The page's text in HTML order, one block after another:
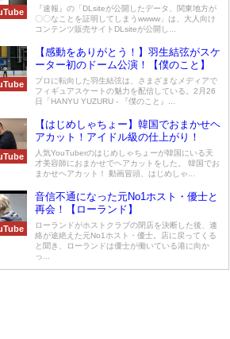
『速報』の「DLsiteが公開したデータ、関東地方が
〇〇なことを証明してしまうwwww」は、大人向け
コンテンツ販売サイトDLsiteが公開し...
【感動をありがとう！】羽生結弦がスケ
ーター初のドーム公演！【僕のこと】
プロに転向した羽生結弦は、さまざまなメディアで
フィギュアスケートの魅力を配信している。2月26
日「HANYU YUZURU - 『僕のこと』...
【はじめしゃちょー】韓国でおまかせヘ
アカット！アイドル級の仕上がり！
人気YouTuberのはじめしゃちょーが韓国にいる天
才美容師におまかせでヘアカットをした。 韓国でお
まかせヘアカット！ 動画冒頭、はじめしゃ...
音信不通になった元No1ホスト・優士と
再会！【ローランド】
ローランドがホストクラブの閉店を決断した後、連
絡が途絶えた元No1ホスト・優士。店に戻ってくる
と聞き、ローランドは優士が働いている港に向か
っ...